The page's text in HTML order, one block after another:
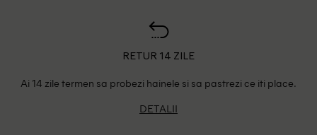
RETUR 14 ZILE
Ai 14 zile termen sa probezi hainele si sa pastrezi ce iti place.
DETALII